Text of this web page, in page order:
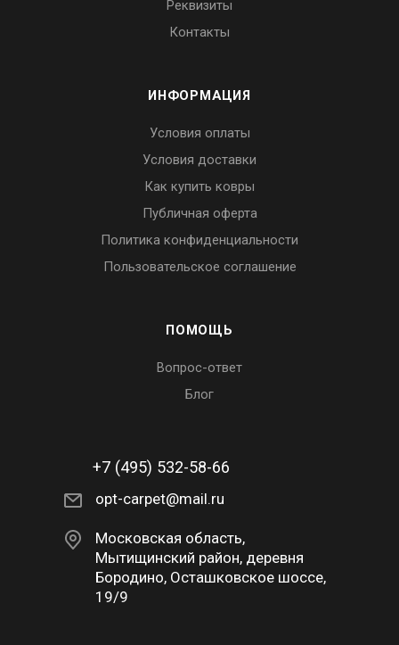
Реквизиты
Контакты
ИНФОРМАЦИЯ
Условия оплаты
Условия доставки
Как купить ковры
Публичная оферта
Политика конфиденциальности
Пользовательское соглашение
ПОМОЩЬ
Вопрос-ответ
Блог
+7 (495) 532-58-66
opt-carpet@mail.ru
Московская область,
Мытищинский район, деревня
Бородино, Осташковское шоссе,
19/9